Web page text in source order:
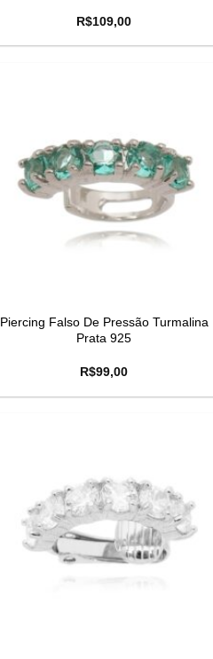
R$109,00
Piercing Falso De Pressão Turmalina
Prata 925
R$99,00